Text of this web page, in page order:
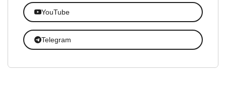
YouTube
Telegram